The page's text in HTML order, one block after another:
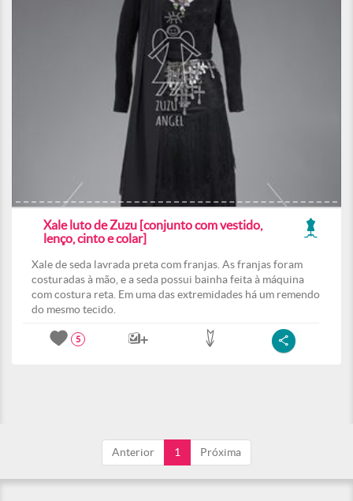
Xale luto de Zuzu [conjunto com vestido,
lenço, cinto e colar]
Xale de seda lavrada preta com franjas. As franjas foram
costuradas à mão, e a seda possui bainha feita à máquina
com costura reta. Em uma das extremidades há um remendo
do mesmo tecido.
5
Anterior 1 Próxima